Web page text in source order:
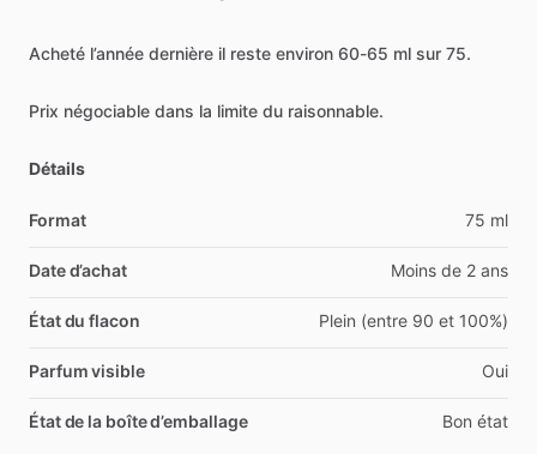
Acheté l’année dernière il reste environ 60-65 ml sur 75.
Prix négociable dans la limite du raisonnable.
Détails
Format 75 ml
Date d’achat Moins de 2 ans
État du flacon Plein (entre 90 et 100%)
Parfum visible Oui
État de la boîte d’emballage Bon état